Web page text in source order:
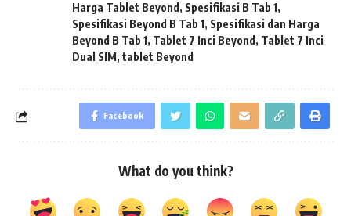
Harga Tablet Beyond , Spesifikasi B Tab 1,
Spesifikasi Beyond B Tab 1, Spesifikasi dan Harga
Beyond B Tab 1, Tablet 7 Inci Beyond , Tablet 7 Inci
Dual SIM, tablet Beyond
Facebook
What do you think?